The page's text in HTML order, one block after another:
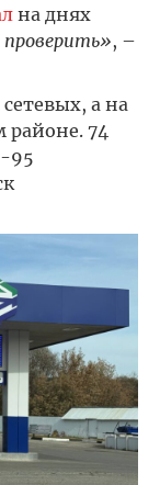
на днях
, –
а на
районе. 74
95